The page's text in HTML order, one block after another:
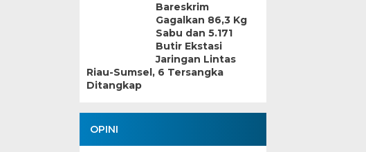
Bareskrim
Gagalkan 86,3 Kg
Sabu dan 5.171
Butir Ekstasi
Jaringan Lintas
Riau-Sumsel, 6 Tersangka
Ditangkap
OPINI